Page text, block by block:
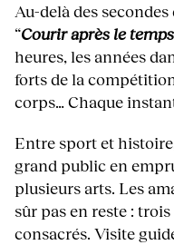
Au-delà des
“Courir après le temps
heures, les années
forts de la
corps… Chaque
Entre sport et
grand public en
plusieurs arts. Les
sûr pas en reste :
consacrés. Visite